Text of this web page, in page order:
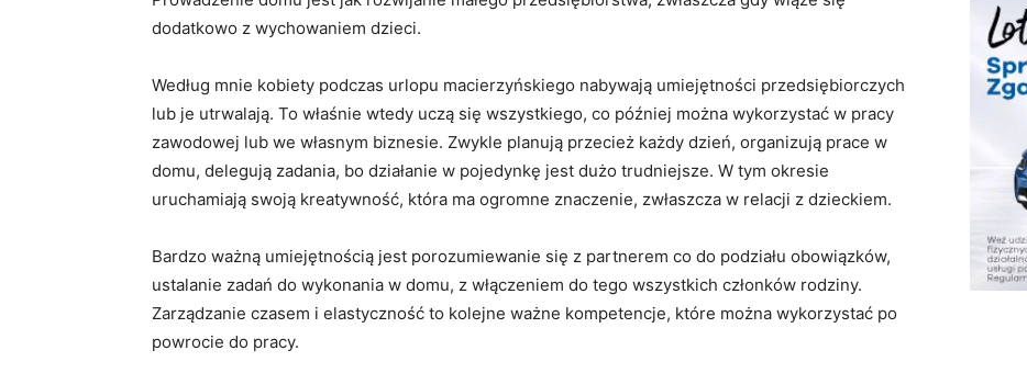
dodatkowo z wychowaniem dzieci.
Według mnie kobiety podczas urlopu macierzyńskiego nabywają umiejętności przedsiębiorczych
lub je utrwalają. To właśnie wtedy uczą się wszystkiego, co później można wykorzystać w pracy
zawodowej lub we własnym biznesie. Zwykle planują przecież każdy dzień, organizują prace w
domu, delegują zadania, bo działanie w pojedynkę jest dużo trudniejsze. W tym okresie
uruchamiają swoją kreatywność, która ma ogromne znaczenie, zwłaszcza w relacji z dzieckiem.
Bardzo ważną umiejętnością jest porozumiewanie się z partnerem co do podziału obowiązków,
ustalanie zadań do wykonania w domu, z włączeniem do tego wszystkich członków rodziny.
Zarządzanie czasem i elastyczność to kolejne ważne kompetencje, które można wykorzystać po
powrocie do pracy.